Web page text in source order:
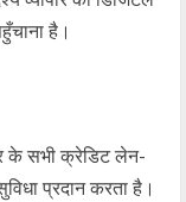
है।
के सभी क्रेडिट लेन-
प्रदान करता है।